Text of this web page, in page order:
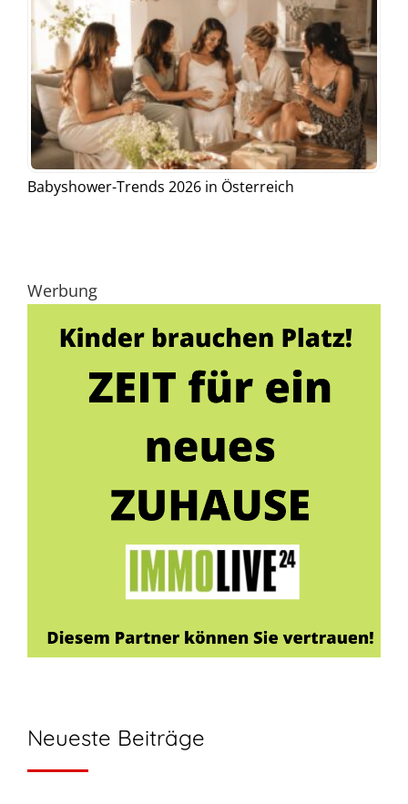
Babyshower-Trends 2026 in Österreich
Werbung
Neueste Beiträge